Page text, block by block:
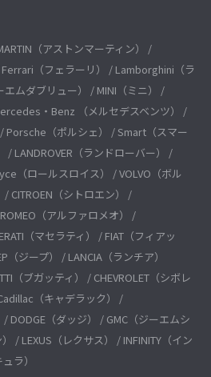
（アストンマーティン） /
（フェラーリ） / Lamborghini（ラ
エムダブリュー） / MINI（ミニ） /
・Benz （メルセデスベンツ） /
Porsche（ポルシェ） / Smart（スマー
/ LANDROVER（ランドローバー） /
（ロールスロイス） / VOLVO（ボル
CITROEN（シトロエン） /
（アルファロメオ） /
（マセラティ） / FIAT（フィアッ
（ジープ） / LANCIA（ランチア）
（ブガッティ） / CHEVROLET（シボレ
（キャデラック） /
/ DODGE（ダッジ） / GMC（ジーエムシ
/ LEXUS（レクサス） / INFINITY（イン
ラ）